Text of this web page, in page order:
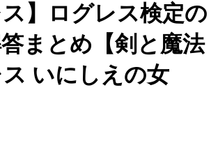
ス】ログレス検定の
まとめ【剣と魔法
いにしえの女